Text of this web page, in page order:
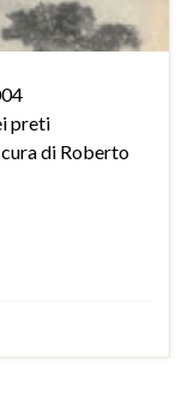
preti
di Roberto